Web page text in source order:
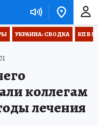
УКРАИНА: СВОДКА КП В
коллегам
лечения